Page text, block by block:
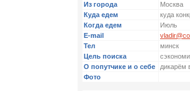
Из города
Москва
Куда едем
куда
Когда едем
Июль
E-mail
Тел
минск
Цель поиска
О попутчике и о себе
дикарём
Фото